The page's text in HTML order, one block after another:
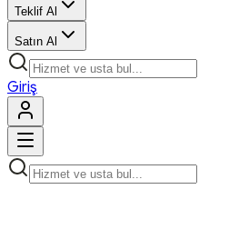
Teklif Al
Satın Al
Giriş